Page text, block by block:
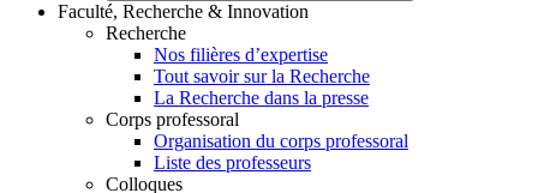
Faculté, Recherche & Innovation
Recherche
Nos filières d’expertise
Tout savoir sur la Recherche
La Recherche dans la presse
Corps professoral
Organisation du corps professoral
Liste des professeurs
Colloques